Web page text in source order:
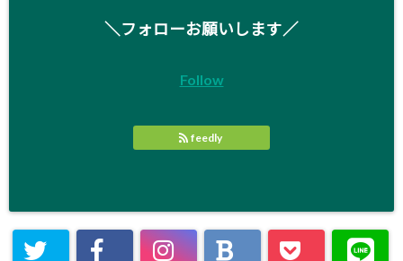
＼フォローお願いします／
Follow
feedly